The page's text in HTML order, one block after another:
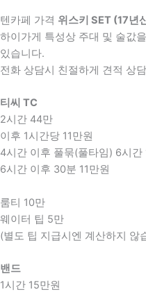
텐카페 가격 위스키 SET (17년
하이가게 특성상 주대 및 술값
있습니다.
전화 상담시 친절하게 견적 상
티씨 TC
2시간 44만
이후 1시간당 11만원
4시간 이후 풀묶(풀타임) 6시간
6시간 이후 30분 11만원
룸티 10만
웨이터 팁 5만
(별도 팁 지급시엔 계산하지 않
밴드
1시간 15만원